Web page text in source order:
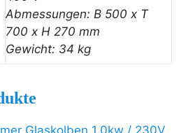
Abmessungen: B 500 x T
700 x H 270 mm
Gewicht: 34 kg